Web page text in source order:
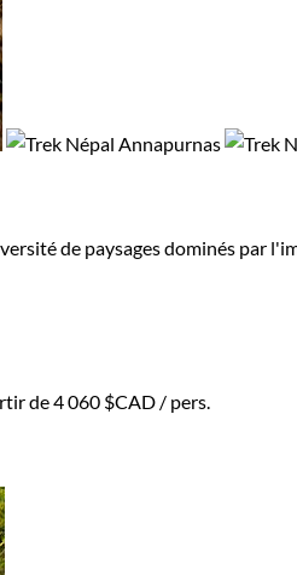
de paysages dominés par
de4 060 $CAD / pers.